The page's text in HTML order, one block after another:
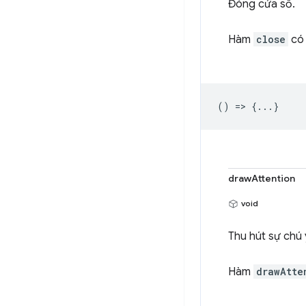
Đóng cửa sổ.
Hàm close có
() => {...}
drawAttention
void
Thu hút sự chú
Hàm